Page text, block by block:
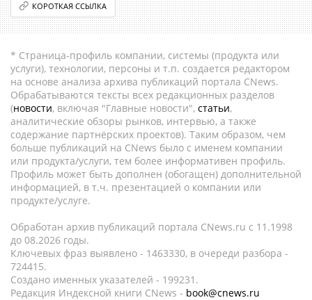
КОРОТКАЯ ССЫЛКА
* Страница-профиль компании, системы (продукта или
услуги), технологии, персоны и т.п. создается редактором
на основе анализа архива публикаций портала CNews.
Обрабатываются тексты всех редакционных разделов
(новости, включая "Главные новости", статьи,
аналитические обзоры рынков, интервью, а также
содержание партнёрских проектов). Таким образом, чем
больше публикаций на CNews было с именем компании
или продукта/услуги, тем более информативен профиль.
Профиль может быть дополнен (обогащен) дополнительной
информацией, в т.ч. презентацией о компании или
продукте/услуге.
Обработан архив публикаций портала CNews.ru c 11.1998
до 08.2026 годы.
Ключевых фраз выявлено - 1463330, в очереди разбора -
724415.
Создано именных указателей - 199231.
Редакция Индексной книги CNews - book@cnews.ru